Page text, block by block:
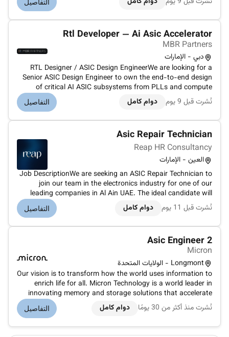
businesses and researchers to accelerate their AI initiatives
التفاصيل
Rtl Developer — Ai Asic Accelerator
MBR Partners
دبي - الإمارات
RTL Designer / ASIC Design EngineerWe are looking for a
Senior ASIC Design Engineer to own the end-to-end design
of critical AI ASIC subsystems from PLLs and compute
clusters to interconnects and multi-die orchestration. The
RTL you create will become production silicon powering real-
نُشرت قبل 9 يوم دوام كامل التفاصيل
Asic Repair Technician
Reap HR Consultancy
العين - الإمارات
Job DescriptionWe are seeking an ASIC Repair Technician to
join our team in the electronics industry for one of our
leading companies in Al Ain UAE. The ideal candidate will
have 1-3 years of experience in ASIC repair and possess a
strong understanding of ASIC technology. As an ASIC Repair
نُشرت قبل 11 يوم دوام كامل التفاصيل
Asic Engineer 2
Micron
Longmont - الولايات المتحدة
Our vision is to transform how the world uses information to
enrich life for all. Micron Technology is a world leader in
innovating memory and storage solutions that accelerate
the transformation of information into intelligence inspiring
the world to learn communicate and advance faster than
نُشرت منذ أكثر من 30 يومًا دوام كامل التفاصيل